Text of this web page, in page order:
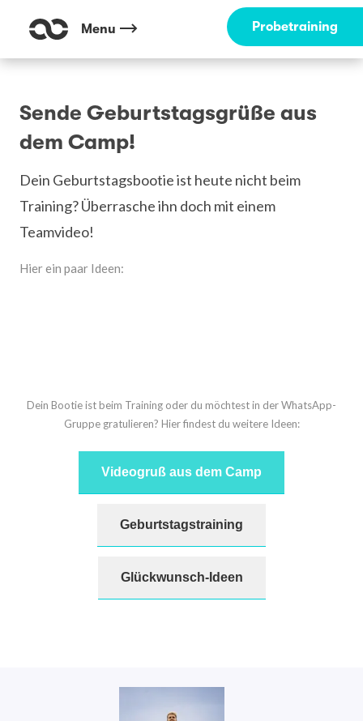
Menu Probetraining
Sende Geburtstagsgrüße aus
dem Camp!
Dein Geburtstagsbootie ist heute nicht beim
Training? Überrasche ihn doch mit einem
Teamvideo!
Hier ein paar Ideen:
Dein Bootie ist beim Training oder du möchtest in der WhatsApp-
Gruppe gratulieren? Hier findest du weitere Ideen:
Videogruß aus dem Camp
Geburtstagstraining
Glückwunsch-Ideen